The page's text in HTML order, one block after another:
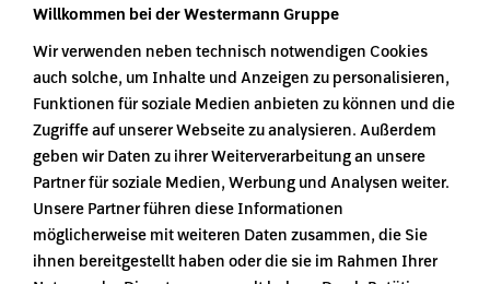
Medien
Österreich
Willkommen bei der Westermann Gruppe
Wir verwenden neben technisch notwendigen Cookies
auch solche, um Inhalte und Anzeigen zu personalisieren,
Funktionen für soziale Medien anbieten zu können und die
Zugriffe auf unserer Webseite zu analysieren. Außerdem
geben wir Daten zu ihrer Weiterverarbeitung an unsere
Partner für soziale Medien, Werbung und Analysen weiter.
Unsere Partner führen diese Informationen
möglicherweise mit weiteren Daten zusammen, die Sie
ihnen bereitgestellt haben oder die sie im Rahmen Ihrer